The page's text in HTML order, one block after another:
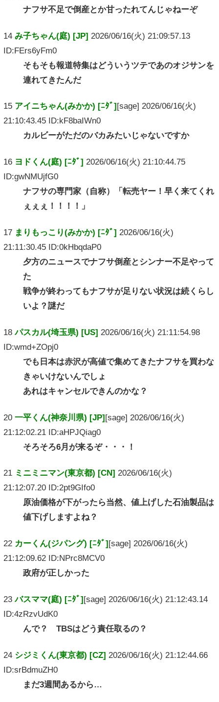
ナフサ不足で倒産とか甘ったれてんじゃねーぞ
14 み子ちゃん(庭) [JP] 2026/06/16(火) 21:09:57.13
ID:FErs6yFm0
そもそも報道特集はどういうツテであのオジサンを
連れてきたんだ
15 アイニちゃん(みかか) [ﾆﾀﾞ] [sage] 2026/06/16(火)
21:10:43.45 ID:kF8baIWn0
カルビーがただのバカみたいじゃないですか
16 ヨドくん(庭) [ﾆﾀﾞ] 2026/06/16(火) 21:10:44.75
ID:gwNMUjfG0
ナフサの専門家（自称）「転売ヤー！早く来てくれ
ぇぇぇ！！！！」
17 まりもっこり(みかか) [ﾆﾀﾞ] 2026/06/16(火)
21:11:30.45 ID:0kHbqdaP0
夕方のニュースでナフサ倒産とシンナー不足やって
た
戦争が終わってもナフサが足りない状況は続くらし
いよ？謎だ
18パスカル(埼玉県) [US] 2026/06/16(火) 21:11:54.98
ID:wmd+ZOpj0
でも日本は赤沢が高値で集めてきたナフサを買わな
きゃいけないんでしょ
あれはキャンセルできんのかな？
20 一平くん(神奈川県) [JP][sage] 2026/06/16(火)
21:12:02.21 ID:aHPJQiag0
そろそろ6月が来るぞ・・・！
21 ミニミニマン(東京都) [CN] 2026/06/16(火)
21:12:07.20 ID:2pt9GIfo0
原油価格が下がったら当然、値上げした石油製品は
値下げしますよね？
22 カーくん(ジパング) [ﾆﾀﾞ][sage] 2026/06/16(火)
21:12:09.62 ID:NPrc8MCV0
政府が正しかった
23バスママ(庭) [ﾆﾀﾞ][sage] 2026/06/16(火) 21:12:43.14
ID:4zRzvUdK0
んで？ TBSはどう責任取るの？
24 シジミくん(東京都) [CZ] 2026/06/16(火) 21:12:44.66
ID:srBdmuZH0
まだ3週間あるから…